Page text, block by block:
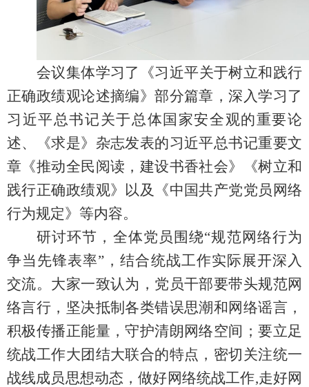
会议集体学习了《习近平关于树立和践行
正确政绩观论述摘编》部分篇章，深入学习了
习近平总书记关于总体国家安全观的重要论
述、《求是》杂志发表的习近平总书记重要文
章《推动全民阅读，建设书香社会》《树立和
践行正确政绩观》以及《中国共产党党员网络
行为规定》等内容。
研讨环节，全体党员围绕“规范网络行为
争当先锋表率”，结合统战工作实际展开深入
交流。大家一致认为，党员干部要带头规范网
络言行，坚决抵制各类错误思潮和网络谣言，
积极传播正能量，守护清朗网络空间；要立足
统战工作大团结大联合的特点，密切关注统一
战线成员思想动态，做好网络统战工作,走好网